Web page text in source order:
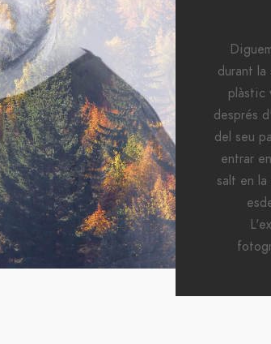
durant la
plàstic
després
del seu
entrar
salt en